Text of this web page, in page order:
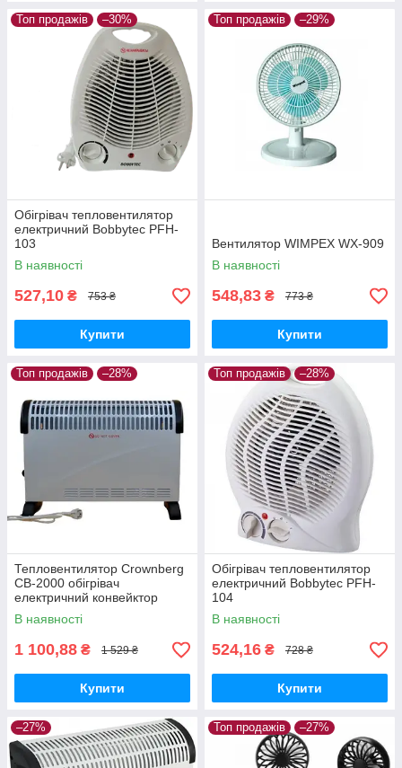
Топ продажів –30%
Обігрівач тепловентилятор
електричний Bobbytec PFH-
103
В наявності
527,10 ₴ 753 ₴
Купити
Топ продажів –29%
Вентилятор WIMPEX WX-909
В наявності
548,83 ₴ 773 ₴
Купити
Топ продажів –28%
Тепловентилятор Crownberg
CB-2000 обігрівач
електричний конвейктор
Білий
В наявності
1 100,88 ₴ 1 529 ₴
Купити
Топ продажів –28%
Обігрівач тепловентилятор
електричний Bobbytec PFH-
104
В наявності
524,16 ₴ 728 ₴
Купити
–27% Топ продажів –27%